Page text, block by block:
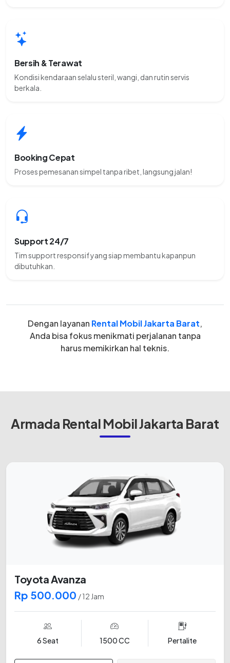
Bersih & Terawat
Kondisi kendaraan selalu steril, wangi, dan rutin servis
berkala.
Booking Cepat
Proses pemesanan simpel tanpa ribet, langsung jalan!
Support 24/7
Tim support responsif yang siap membantu kapanpun
dibutuhkan.
Dengan layanan Rental Mobil Jakarta Barat,
Anda bisa fokus menikmati perjalanan tanpa
harus memikirkan hal teknis.
Armada Rental Mobil Jakarta Barat
Toyota Avanza
Rp 500.000 / 12 Jam
6 Seat 1500 CC Pertalite